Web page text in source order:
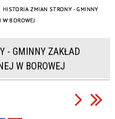
HISTORIA ZMIAN STRONY - GMINNY
BOROWEJ
- GMINNY ZAKŁAD
W BOROWEJ